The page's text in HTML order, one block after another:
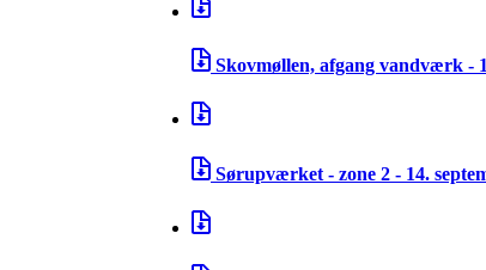
Skovmøllen, afgang vandværk -
Sørupværket - zone 2 - 14.